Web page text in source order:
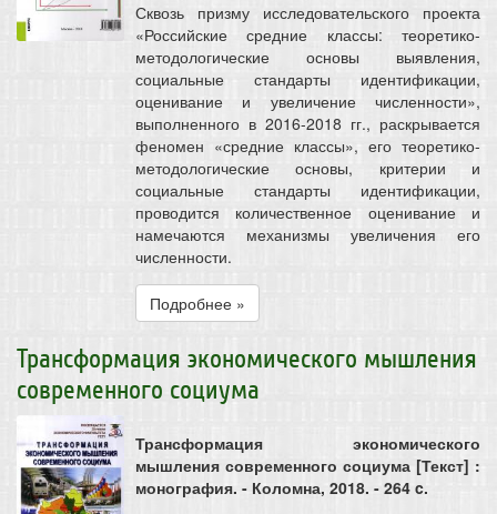
Сквозь призму исследовательского проекта
«Российские средние классы: теоретико-
методологические основы выявления,
социальные стандарты идентификации,
оценивание и увеличение численности»,
выполненного в 2016-2018 гг., раскрывается
феномен «средние классы», его теоретико-
методологические основы, критерии и
социальные стандарты идентификации,
проводится количественное оценивание и
намечаются механизмы увеличения его
численности.
Подробнее »
Трансформация экономического мышления
современного социума
Трансформация экономического
мышления современного социума [Текст] :
монография. - Коломна, 2018. - 264 c.